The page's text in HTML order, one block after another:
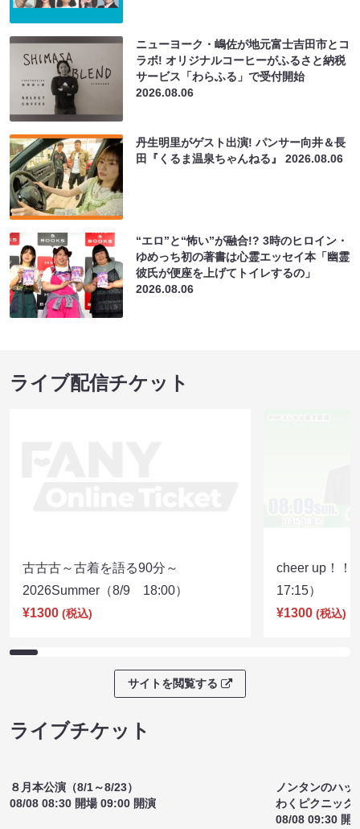
ニューヨーク・嶋佐が地元富士吉田市とコ
ラボ! オリジナルコーヒーがふるさと納税
サービス「わらふる」で受付開始
2026.08.06
丹生明里がゲスト出演! パンサー向井＆長
田『くるま温泉ちゃんねる』2026.08.06
“エロ”と“怖い”が融合!? 3時のヒロイン・
ゆめっち初の著書は心霊エッセイ本「幽霊
彼氏が便座を上げてトイレするの」
2026.08.06
ライブ配信チケット
古古古～古着を語る90分～
2026Summer（8/9 18:00）
¥1300 (税込)
cheer up！
17:15）
¥1300 (税込)
サイトを閲覧する
ライブチケット